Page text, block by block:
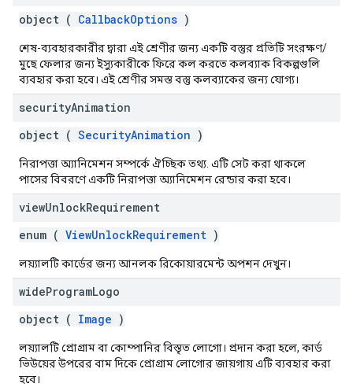
object ( CallbackOptions )
শেষ-ব্যবহারকারীর দ্বারা এই শ্রেণীর জন্য একটি বস্তুর প্রতিটি সংরক্ষণ/
মুছে ফেলার জন্য ইস্যুকারীকে ফিরে কল করতে কলব্যাক বিকল্পগুলি
ব্যবহার করা হবে। এই শ্রেণীর সমস্ত বস্তু কলব্যাকের জন্য যোগ্য।
securityAnimation
object ( SecurityAnimation )
নিরাপত্তা অ্যানিমেশন সম্পর্কে ঐচ্ছিক তথ্য. এটি সেট করা থাকলে
পাসের বিবরণে একটি নিরাপত্তা অ্যানিমেশন রেন্ডার করা হবে।
viewUnlockRequirement
enum ( ViewUnlockRequirement )
লয়্যালটি কার্ডের জন্য আনলক রিকোয়ারমেন্ট অপশন দেখুন।
wideProgramLogo
object ( Image )
লয়্যালটি প্রোগ্রাম বা কোম্পানির বিস্তৃত লোগো। প্রদান করা হলে, কার্ড
ভিউয়ের উপরের বাম দিকে প্রোগ্রাম লোগোর জায়গায় এটি ব্যবহার করা
হবে।